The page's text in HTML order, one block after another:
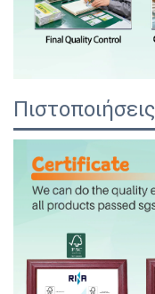
Πιστοποιήσεις